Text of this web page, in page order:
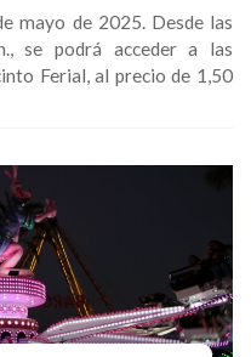
mayo de 2025. Desde las
se podrá acceder a las
Ferial, al precio de 1,50